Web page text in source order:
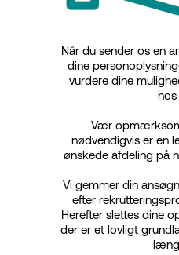
Når du sender os en
dine
vurdere dine
hos
Vær
nødvendigvis er en
ønskede afdeling på
Vi gemmer din
efter
Herefter slettes dine
der er et lovligt